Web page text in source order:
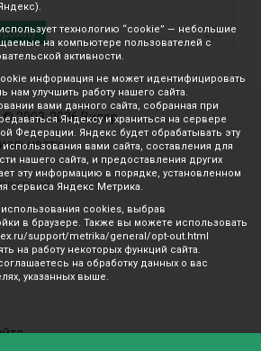
2003-2026 Вилор
технологию “cookie” — небольшие
на компьютере пользователей с
активности.
информация не может идентифицировать
нам улучшить работу нашего сайта.
вами данного сайта, собранная при
Яндексу и храниться на сервере
Федерации. Яндекс будет обрабатывать эту
вами сайта, составления для
нашего сайта, и предоставления других
эту информацию в порядке, установленном
сервиса Яндекс Метрика.
cookies, выбрав
в браузере. Также вы можете использовать
support/metrika/general/opt-out.html
на работу некоторых функций сайта.
на обработку данных о вас
указанных выше.